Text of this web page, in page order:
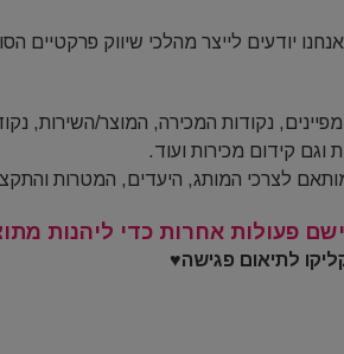
יודעים לייצר מהלכי שיווק פרקטיים
נקודות המכירה, המוצר/השירות,
וגם קידום מכירות ועוד.
לצרכי המותג, היעדים, המטרות
פעולות אחרות כדי ליהנות
לתיאום פגישה♥